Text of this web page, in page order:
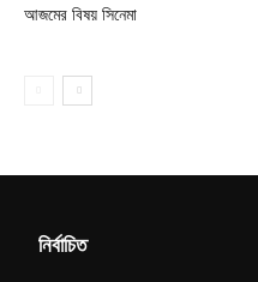
আজমের বিষয় সিনেমা
নির্বাচিত